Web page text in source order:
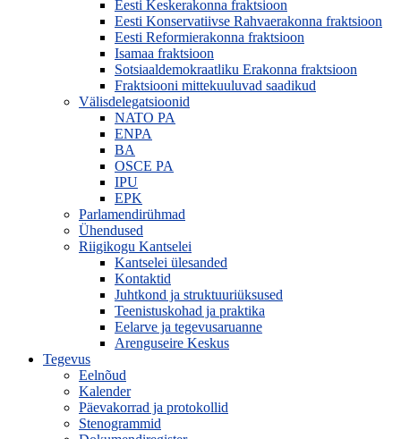
Eesti Keskerakonna fraktsioon
Eesti Konservatiivse Rahvaerakonna fraktsioon
Eesti Reformierakonna fraktsioon
Isamaa fraktsioon
Sotsiaaldemokraatliku Erakonna fraktsioon
Fraktsiooni mittekuuluvad saadikud
Välisdelegatsioonid
NATO PA
ENPA
BA
OSCE PA
IPU
EPK
Parlamendirühmad
Ühendused
Riigikogu Kantselei
Kantselei ülesanded
Kontaktid
Juhtkond ja struktuuriüksused
Teenistuskohad ja praktika
Eelarve ja tegevusaruanne
Arenguseire Keskus
Tegevus
Eelnõud
Kalender
Päevakorrad ja protokollid
Stenogrammid